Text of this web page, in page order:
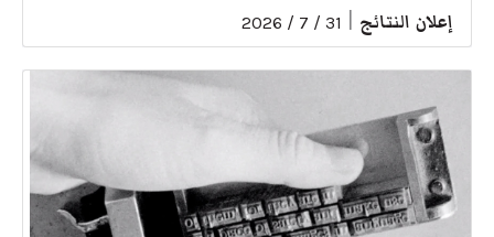
إعلان النتائج 31 / 7 / 2026